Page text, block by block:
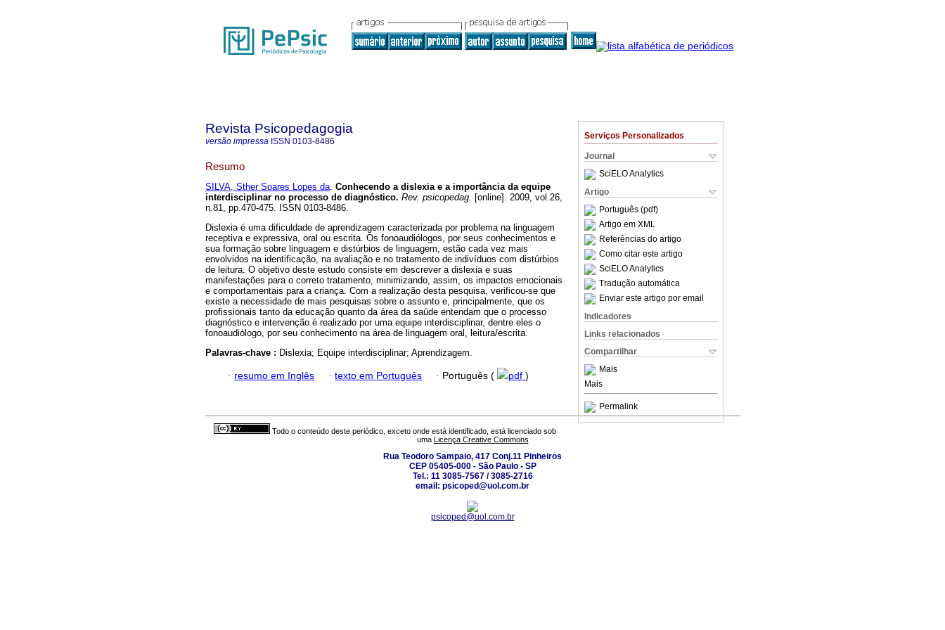
Serviços Personalizados
Journal
SciELO Analytics
Artigo
Português (pdf)
Artigo em XML
Referências do artigo
Como citar este artigo
SciELO Analytics
Tradução automática
Enviar este artigo por email
Indicadores
Links relacionados
Compartilhar
Mais
Mais
Permalink
Revista Psicopedagogia
versão impressa ISSN 0103-8486
Resumo
SILVA, Sther Soares Lopes da. Conhecendo a dislexia e a importância da equipe
interdisciplinar no processo de diagnóstico. Rev. psicopedag. [online]. 2009, vol.26,
n.81, pp.470-475. ISSN 0103-8486.
Dislexia é uma dificuldade de aprendizagem caracterizada por problema na linguagem
receptiva e expressiva, oral ou escrita. Os fonoaudiólogos, por seus conhecimentos e
sua formação sobre linguagem e distúrbios de linguagem, estão cada vez mais
envolvidos na identificação, na avaliação e no tratamento de indivíduos com distúrbios
de leitura. O objetivo deste estudo consiste em descrever a dislexia e suas
manifestações para o correto tratamento, minimizando, assim, os impactos emocionais
e comportamentais para a criança. Com a realização desta pesquisa, verificou-se que
existe a necessidade de mais pesquisas sobre o assunto e, principalmente, que os
profissionais tanto da educação quanto da área da saúde entendam que o processo
diagnóstico e intervenção é realizado por uma equipe interdisciplinar, dentre eles o
fonoaudiólogo, por seu conhecimento na área de linguagem oral, leitura/escrita.
Palavras-chave : Dislexia; Equipe interdisciplinar; Aprendizagem.
· resumo em Inglês · texto em Português · Português ( pdf )
Todo o conteúdo deste periódico, exceto onde está identificado, está licenciado sob
uma Licença Creative Commons
Rua Teodoro Sampaio, 417 Conj.11 Pinheiros
CEP 05405-000 - São Paulo - SP
Tel.: 11 3085-7567 / 3085-2716
email: psicoped@uol.com.br
psicoped@uol.com.br